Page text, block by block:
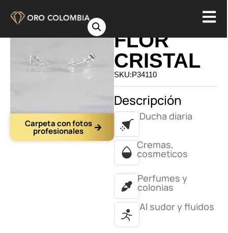
Carpeta con fotos
profesionales
FLOR
CRISTAL
SKU:P34110
Descripción
Ducha diaria
Cremas,
cosmeticos
Perfumes y
colonias
Al sudor y fluidos